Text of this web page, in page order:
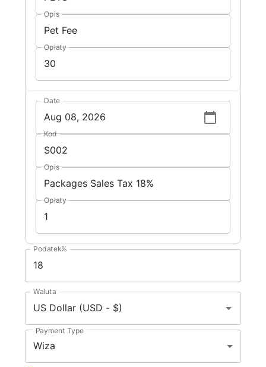
Opis
Opłaty
Date
Kod
Opis
Opłaty
Podatek%
Waluta
Payment Type
Wiza